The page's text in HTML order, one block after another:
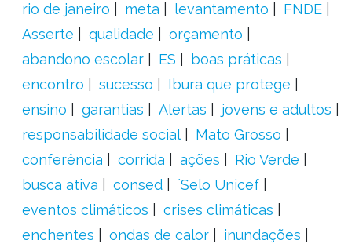
rio de janeiro
meta levantamento
FNDE
Asserte
qualidade
orçamento
abandono escolar
ES
boas práticas
encontro
sucesso
Ibura que protege
ensino
garantias Alertas
jovens e adultos
responsabilidade social
Mato Grosso
conferência
corrida ações
Rio Verde
busca ativa
consed
´Selo Unicef
eventos climáticos
crises climáticas
enchentes
ondas de calor
inundações